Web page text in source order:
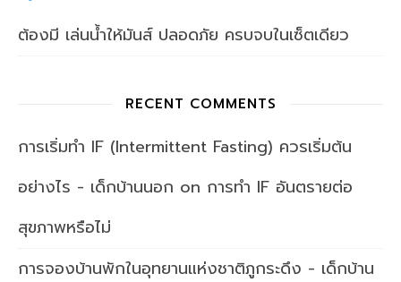
ต้องมี เล่นน้ำให้มันส์ ปลอดภัย ครบจบในเซ็ตเดียว
RECENT COMMENTS
การเริ่มทำ IF (Intermittent Fasting) ควรเริ่มต้น
อย่างไร - เด็กบ้านนอก on การทำ IF อันตรายต่อ
สุขภาพหรือไม่
การจองบ้านพักในอุทยานแห่งชาติภูกระดึง - เด็กบ้าน